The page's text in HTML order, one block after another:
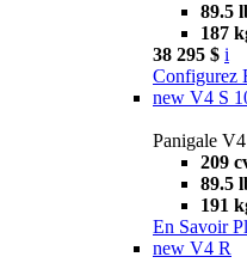
89.5
187
38 295 $ i
Configurez
new V4 S
Panigale
209
89.5
191
En Savoir
new V4 R